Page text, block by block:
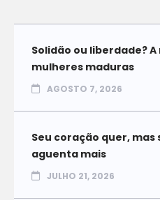
Solidão ou liberdade?
mulheres maduras
AGOSTO 7, 2026
Seu coração quer, mas
aguenta mais
JULHO 21, 2026